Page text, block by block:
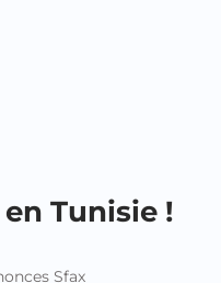
Tunisie !
Sfax